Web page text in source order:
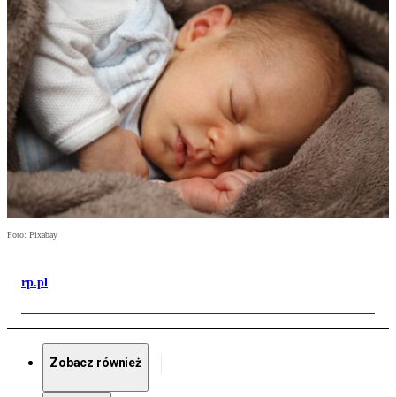
Foto: Pixabay
rp.pl
Zobacz również